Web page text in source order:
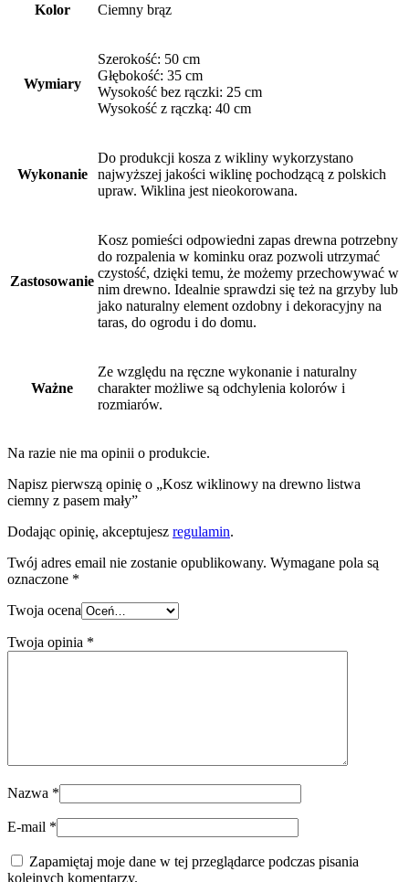
Kolor Ciemny brąz
Wymiary
Szerokość: 50 cm
Głębokość: 35 cm
Wysokość bez rączki: 25 cm
Wysokość z rączką: 40 cm
Wykonanie
Do produkcji kosza z wikliny wykorzystano
najwyższej jakości wiklinę pochodzącą z polskich
upraw. Wiklina jest nieokorowana.
Zastosowanie
Kosz pomieści odpowiedni zapas drewna potrzebny
do rozpalenia w kominku oraz pozwoli utrzymać
czystość, dzięki temu, że możemy przechowywać w
nim drewno. Idealnie sprawdzi się też na grzyby lub
jako naturalny element ozdobny i dekoracyjny na
taras, do ogrodu i do domu.
Ważne
Ze względu na ręczne wykonanie i naturalny
charakter możliwe są odchylenia kolorów i
rozmiarów.
Na razie nie ma opinii o produkcie.
Napisz pierwszą opinię o „Kosz wiklinowy na drewno listwa
ciemny z pasem mały”
Dodając opinię, akceptujesz regulamin.
Twój adres email nie zostanie opublikowany. Wymagane pola są
oznaczone *
Twoja ocena
Twoja opinia *
Nazwa *
E-mail *
Zapamiętaj moje dane w tej przeglądarce podczas pisania
kolejnych komentarzy.